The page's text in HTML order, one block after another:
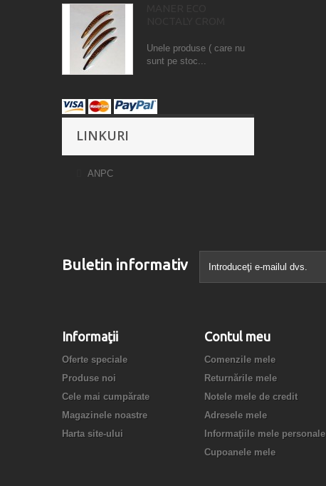
Unele produse ( care nu
sunt pe stoc...
LINKURI
ANPC
Buletin informativ
Informaţii
Oferte speciale
Produse noi
Cele mai cumpărate
Magazinele noastre
Harta site-ului
Contul meu
Comenzile mele
Returnările mele
Notele mele de credit
Adresele mele
Informaţiile mele personale
Cupoanele mele